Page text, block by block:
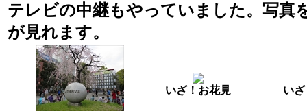
テレビの中継もやっていました。写真
が見れます。
いざ！お花見 い